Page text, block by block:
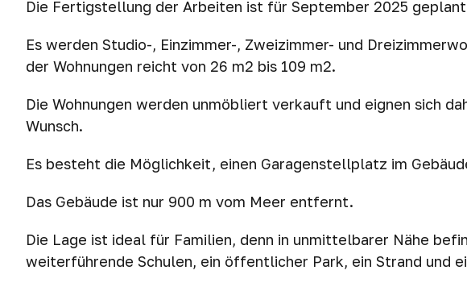
Die Fertigstellung der Arbeiten ist für September 2025
Es werden Studio-, Einzimmer-, Zweizimmer- und
der Wohnungen reicht von 26 m2 bis 109 m2.
Die Wohnungen werden unmöbliert verkauft und eignen sich
Wunsch.
Es besteht die Möglichkeit, einen Garagenstellplatz im
Das Gebäude ist nur 900 m vom Meer entfernt.
Die Lage ist ideal für Familien, denn in unmittelbarer Nähe
weiterführende Schulen, ein öffentlicher Park, ein Strand und